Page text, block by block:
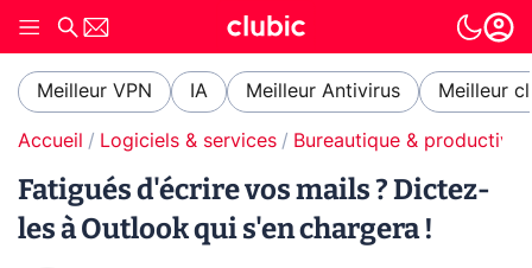
Meilleur VPN IA Meilleur Antivirus Meilleur
Accueil Logiciels & services Bureautique & productivité
Fatigués d'écrire vos mails ? Dictez-
les à Outlook qui s'en chargera !